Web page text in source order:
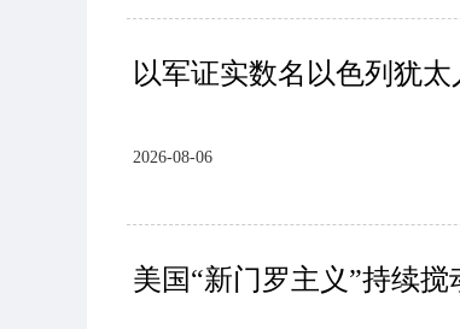
以军证实数名以色列犹
2026-08-06
美国“新门罗主义”持续